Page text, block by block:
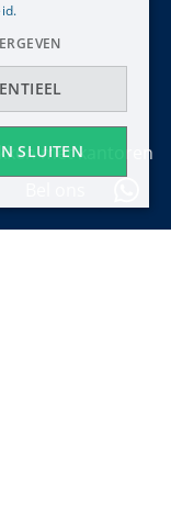
met kantoren
Romano.
SLUITEN